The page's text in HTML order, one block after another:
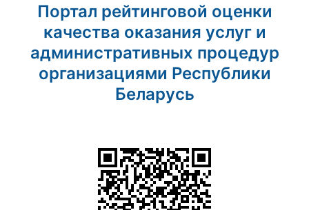
Портал рейтинговой оценки
качества оказания услуг и
административных процедур
организациями Республики
Беларусь